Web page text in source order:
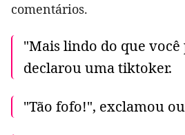
comentários.
"Mais lindo do que você
declarou uma tiktoker.
"Tão fofo!", exclamou